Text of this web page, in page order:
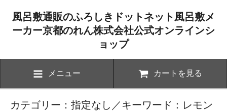
風呂敷通販のふろしきドットネット風呂敷メ
ーカー京都のれん株式会社公式オンラインシ
ョップ
メニュー カートを見る
カテゴリー：指定なし／キーワード：レモン